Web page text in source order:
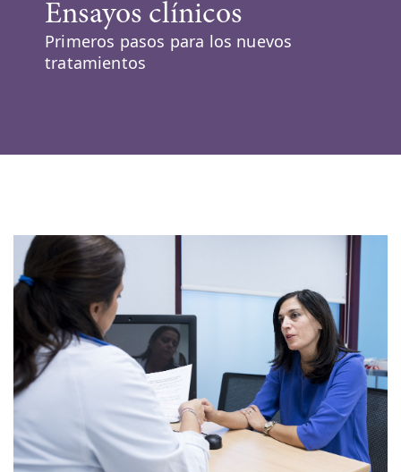
Ensayos clínicos
Primeros pasos para los nuevos
tratamientos